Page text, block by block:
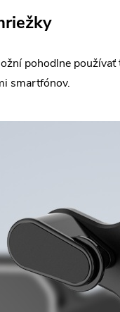
pohodlne
smartfónov.